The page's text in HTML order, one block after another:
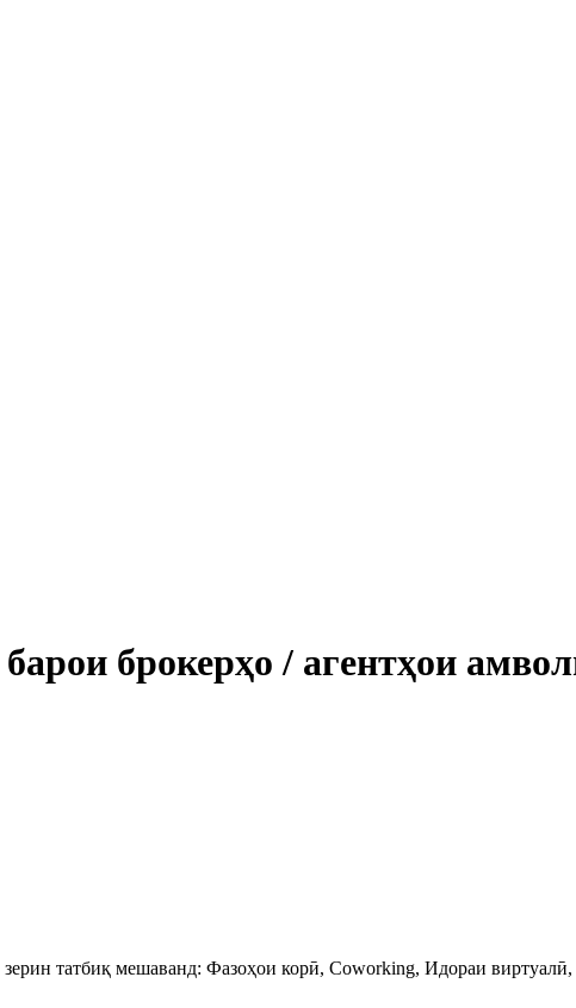
брокерҳо / агентҳои
татбиқ мешаванд: Фазоҳои корӣ, Coworking, Идораи